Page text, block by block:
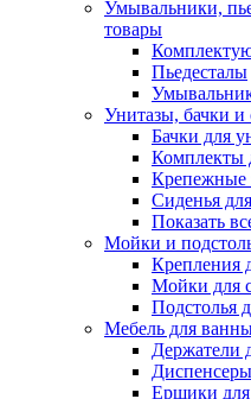
Умывальники,
товары
Пьедесталы
Унитазы, бачки
Бачки для
Комплекты
Крепежные
Сиденья
Показать
Мойки и
Крепления
Мойки для
Подстолья
Мебель для
Держатели
Ершики для